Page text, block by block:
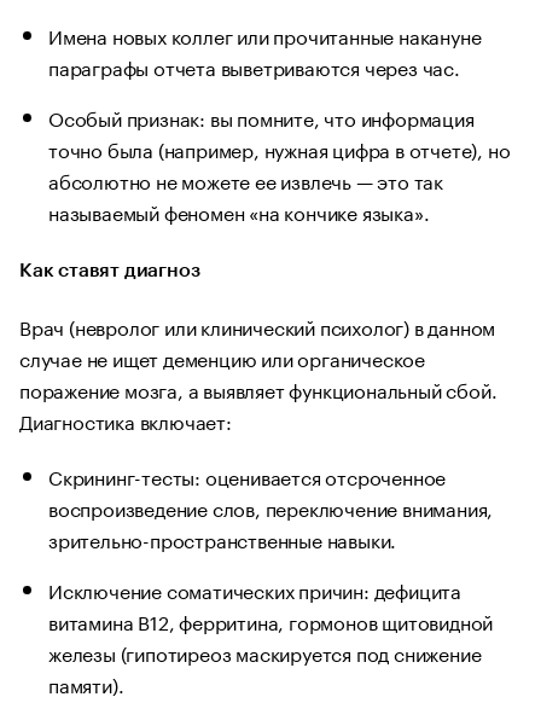
Имена новых коллег или прочитанные накануне
параграфы отчета выветриваются через час.
Особый признак: вы помните, что информация
точно была (например, нужная цифра в отчете), но
абсолютно не можете ее извлечь — это так
называемый феномен «на кончике языка».
Как ставят диагноз
Врач (невролог или клинический психолог) в данном
случае не ищет деменцию или органическое
поражение мозга, а выявляет функциональный сбой.
Диагностика включает:
Скрининг-тесты: оценивается отсроченное
воспроизведение слов, переключение внимания,
зрительно-пространственные навыки.
Исключение соматических причин: дефицита
витамина B12, ферритина, гормонов щитовидной
железы (гипотиреоз маскируется под снижение
памяти).